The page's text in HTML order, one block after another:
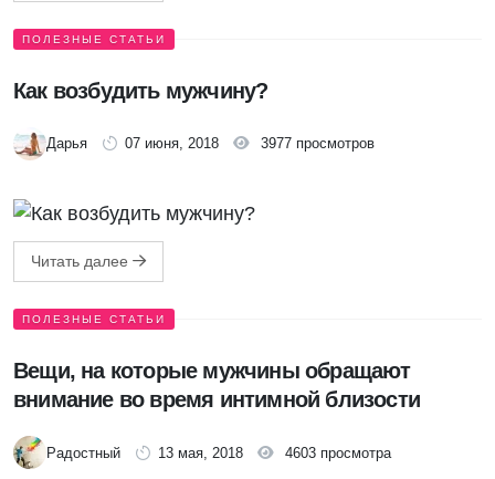
ПОЛЕЗНЫЕ СТАТЬИ
Как возбудить мужчину?
Дарья 07 июня, 2018 3977 просмотров
Читать далее
ПОЛЕЗНЫЕ СТАТЬИ
Вещи, на которые мужчины обращают
внимание во время интимной близости
Радостный 13 мая, 2018 4603 просмотра